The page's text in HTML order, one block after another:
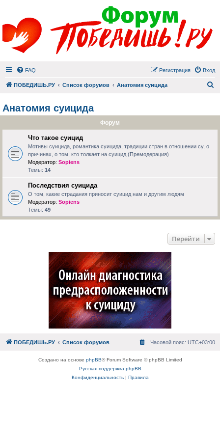
FAQ Вход
Регистрация
ПОБЕДИШЬ.РУ Список форумов Анатомия суицида
Анатомия суицида
Форум
Что такое суицид
Мотивы суицида, романтика суицида, традиции стран в отношении су, о
причинах, о том, кто толкает на суицид (Премодерация)
Модератор: Sopiens
Темы: 14
Последствия суицида
О том, какие страдания приносит суицид нам и другим людям
Модератор: Sopiens
Темы: 49
Перейти
ПОБЕДИШЬ.РУ Список форумов Часовой пояс: UTC+03:00
Создано на основе phpBB® Forum Software © phpBB Limited
Русская поддержка phpBB
Конфиденциальность| Правила